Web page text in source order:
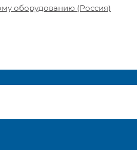
оборудованию (Россия)